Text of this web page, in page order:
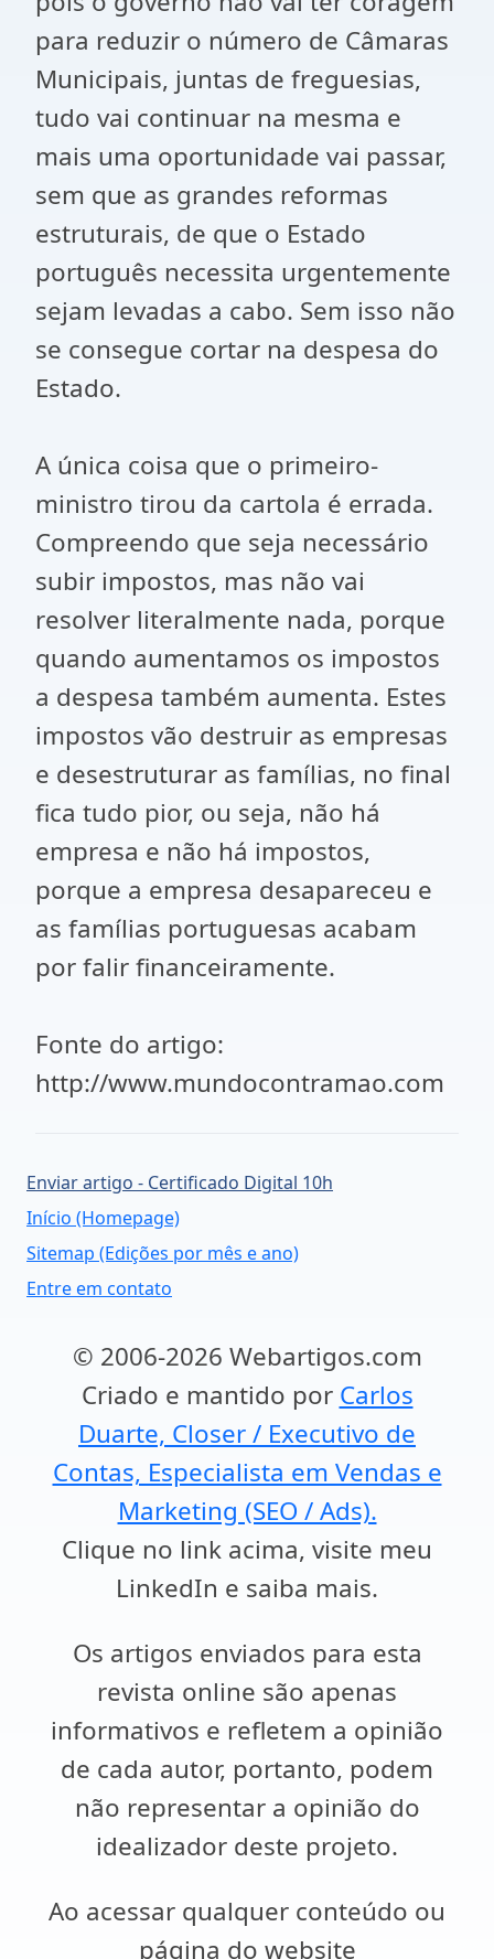
para reduzir o número de Câmaras
Municipais, juntas de freguesias,
tudo vai continuar na mesma e
mais uma oportunidade vai passar,
sem que as grandes reformas
estruturais, de que o Estado
português necessita urgentemente
sejam levadas a cabo. Sem isso não
se consegue cortar na despesa do
Estado.
A única coisa que o primeiro-
ministro tirou da cartola é errada.
Compreendo que seja necessário
subir impostos, mas não vai
resolver literalmente nada, porque
quando aumentamos os impostos
a despesa também aumenta. Estes
impostos vão destruir as empresas
e desestruturar as famílias, no final
fica tudo pior, ou seja, não há
empresa e não há impostos,
porque a empresa desapareceu e
as famílias portuguesas acabam
por falir financeiramente.
Fonte do artigo:
http://www.mundocontramao.com
Enviar artigo - Certificado Digital 10h
Início (Homepage)
Sitemap (Edições por mês e ano)
Entre em contato
© 2006-2026 Webartigos.com
Criado e mantido por Carlos
Duarte, Closer / Executivo de
Contas, Especialista em Vendas e
Marketing (SEO / Ads).
Clique no link acima, visite meu
LinkedIn e saiba mais.
Os artigos enviados para esta
revista online são apenas
informativos e refletem a opinião
de cada autor, portanto, podem
não representar a opinião do
idealizador deste projeto.
Ao acessar qualquer conteúdo ou
página do website